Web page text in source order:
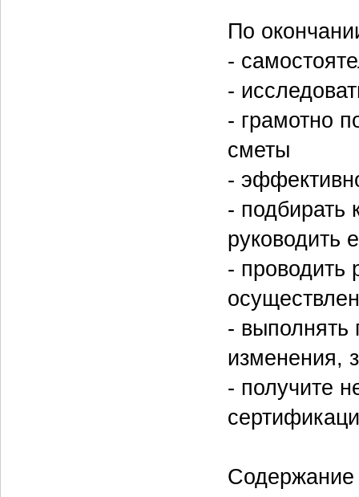
По
-
-
- грамотно
сметы
-
- подбирать
руководить
- проводить
- выполнять
изменения,
- получите
Содержание